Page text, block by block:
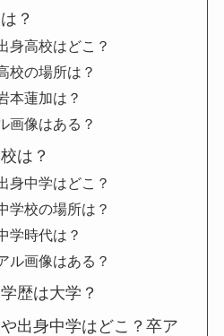
？
身高校はどこ？
校の場所は？
本蓮加は？
画像はある？
は？
身中学はどこ？
学校の場所は？
学時代は？
ル画像はある？
歴は大学？
出身中学はどこ？卒ア